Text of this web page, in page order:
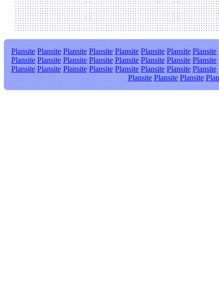
Plansite Plansite Plansite Plansite Plansite Plansite Plansite Plansite
Plansite Plansite Plansite Plansite Plansite Plansite Plansite Plansite
Plansite Plansite Plansite Plansite Plansite Plansite Plansite Plansite
Plansite Plansite Plansite